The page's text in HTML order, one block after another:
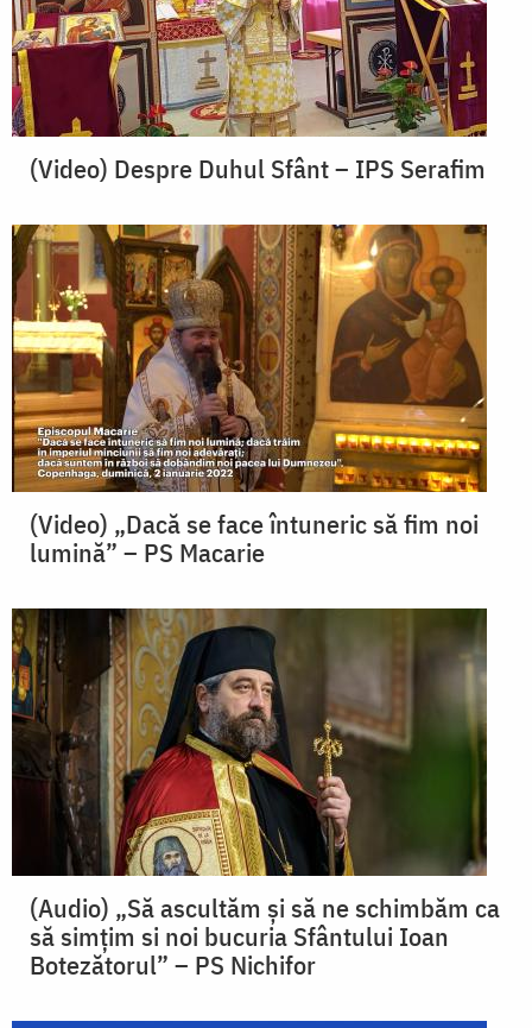
(Video) Despre Duhul Sfânt – IPS Serafim
(Video) „Dacă se face întuneric să fim noi
lumină” – PS Macarie
(Audio) „Să ascultăm și să ne schimbăm ca
să simțim si noi bucuria Sfântului Ioan
Botezătorul” – PS Nichifor